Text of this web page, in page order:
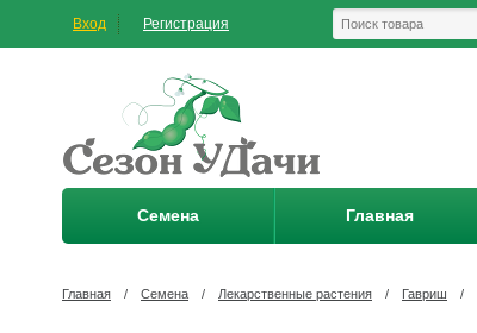
Вход Регистрация
Семена Главная
Главная / Семена / Лекарственные растения / Гавриш /